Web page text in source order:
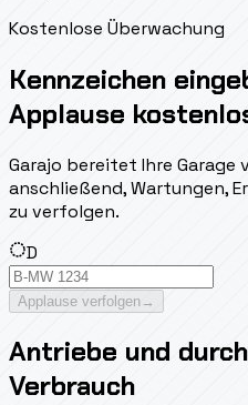
Kostenlose Überwachung
Kennzeichen
Applause
Garajo bereitet Ihre Garage
anschließend, Wartungen,
zu verfolgen.
D
Applause verfolgen →
Antriebe und
Verbrauch